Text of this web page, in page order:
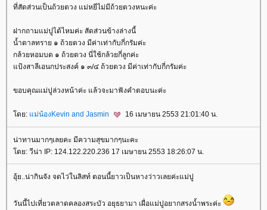
ที่สัดส่วนเป็นถ้วยตวง แม่หยีไม่มีถ้วยตวงหนะค่ะ
ฝากถามแม่ปูได้ไหมค่ะ สัดส่วนข้างล่างนี้
น้ำตาลทราย ๑ ถ้วยตวง มีค่าเท่ากับกี่กรัมค่ะ
กล้วยหอมบด ๑ ถ้วยตวง นี่ใช้กล้วยกี่ลูกค่ะ
ป้งสาลีเอนกประสงค์ ๑ ๓/๔ ถ้วยตวง มีค่าเท่ากับกี่กรัมค่ะ
ขอบคุณแม่ปูล่วงหน้าค่ะ แล้วจะมาฟังคำตอบนะค่ะ
ดย: ม่น้องKevin and Jasmin 16 เมษายน 2553 21:01:40 น.
น่าทานมากๆเลยคะ มีความสุขมากๆนะคะ
ดย: วีน่า IP: 124.122.220.236 17 เมษายน 2553 18:26:07 น.
อุ้ย..น่ากินจัง จดไว่ในลิสท์ ตอนนี้ยาวเป็นหางว่าวเลยค่ะแม่ปู
วันนี้ไปเที่ยวตลาดคลองสระบัว อยุธยามา เผื่อแม่ปูอยากสรงน้ำพระค่ะ